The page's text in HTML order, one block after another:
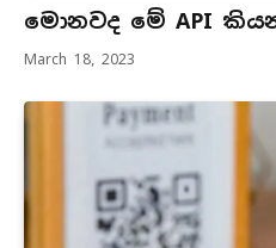
මොනවද මේ API
March 18, 2023